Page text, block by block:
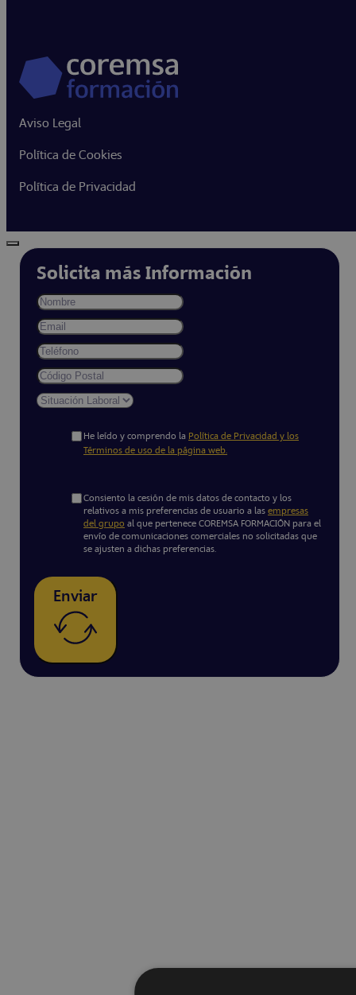
Aviso Legal
Política de Cookies
Política de Privacidad
Solicita más Información
He leído y comprendo la Política de Privacidad y los
Términos de uso de la página web.
Consiento la cesión de mis datos de contacto y los
relativos a mis preferencias de usuario a las empresas
del grupo al que pertenece COREMSA FORMACIÓN para el
envío de comunicaciones comerciales no solicitadas que
se ajusten a dichas preferencias.
Enviar